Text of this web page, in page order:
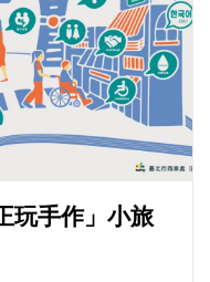
玩手作」小旅